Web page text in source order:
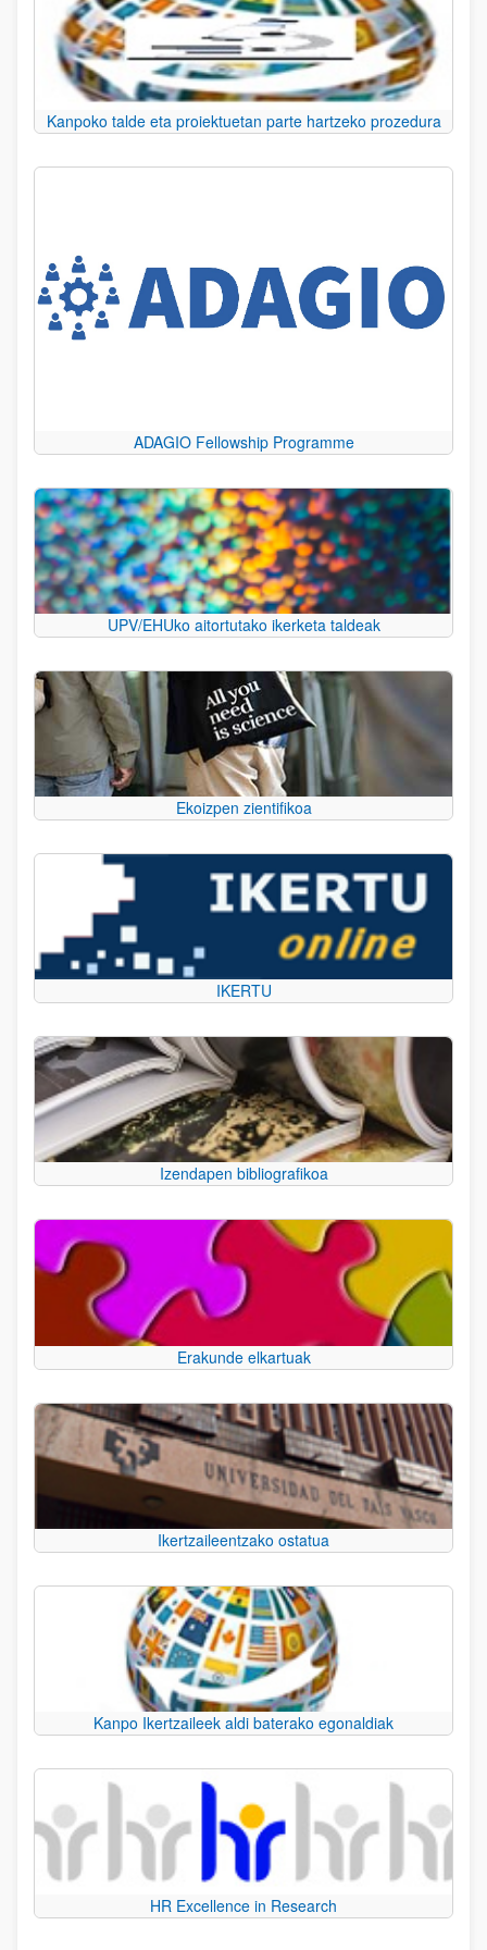
Kanpoko talde eta proiektuetan parte hartzeko prozedura
ADAGIO Fellowship Programme
UPV/EHUko aitortutako ikerketa taldeak
Ekoizpen zientifikoa
IKERTU
Izendapen bibliografikoa
Erakunde elkartuak
Ikertzaileentzako ostatua
Kanpo Ikertzaileek aldi baterako egonaldiak
HR Excellence in Research